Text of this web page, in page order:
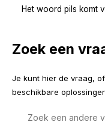
Het woord pils komt
Zoek een
Je kunt hier de vraag,
beschikbare